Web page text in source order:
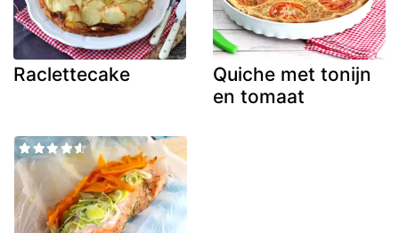
Raclettecake
Quiche met tonijn
en tomaat